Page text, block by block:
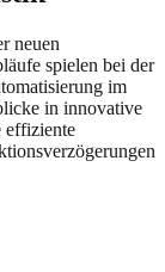
neuen
spielen bei der
im
in innovative
effiziente